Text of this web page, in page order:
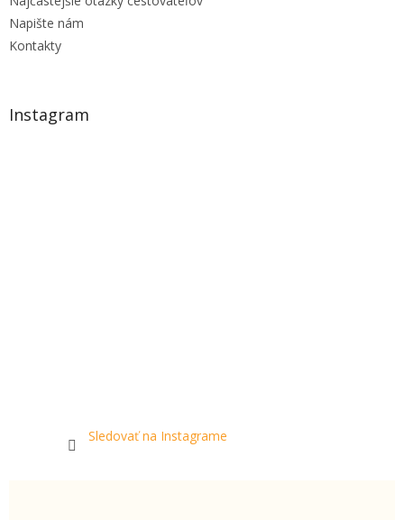
Napište nám
Kontakty
Instagram
Sledovať na Instagrame